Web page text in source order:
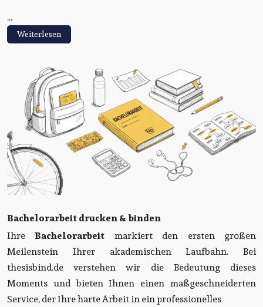
...
Weiterlesen
Bachelorarbeit drucken & binden
Ihre Bachelorarbeit markiert den ersten großen
Meilenstein Ihrer akademischen Laufbahn. Bei
thesisbind.de verstehen wir die Bedeutung dieses
Moments und bieten Ihnen einen maßgeschneiderten
Service, der Ihre harte Arbeit in ein professionelles